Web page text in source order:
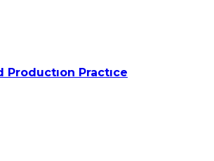
Productıon Practıce